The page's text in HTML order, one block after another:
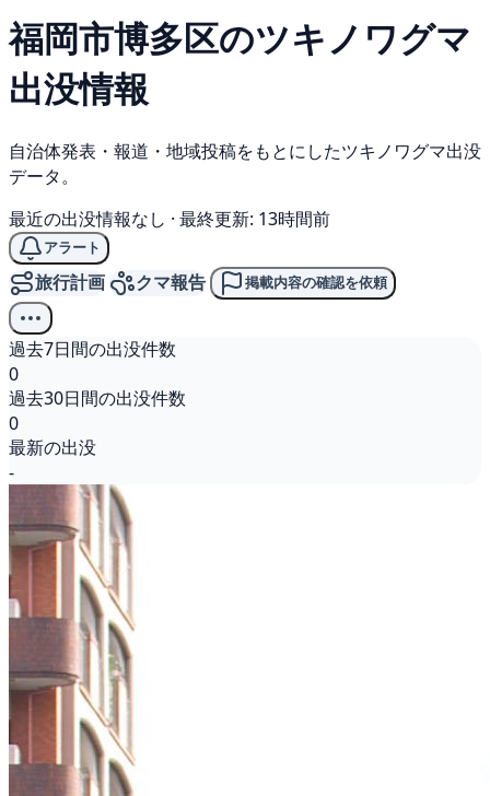
福岡市博多区のツキノワグマ
出没情報
自治体発表・報道・地域投稿をもとにしたツキノワグマ出没
データ。
最近の出没情報なし · 最終更新: 13時間前
アラート
旅行計画 クマ報告 掲載内容の確認を依頼
過去7日間の出没件数
0
過去30日間の出没件数
0
最新の出没
-